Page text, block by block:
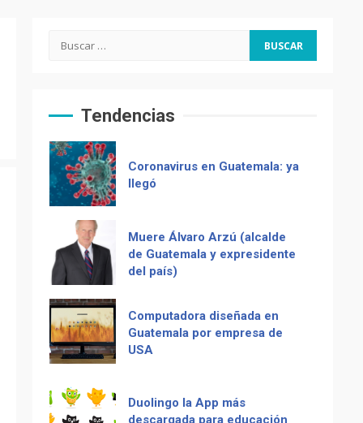
Buscar:
Tendencias
llegó
de Guatemala y expresidente
del país)
Computadora diseñada en
Guatemala por empresa de
USA
Duolingo la App más
descargada para educación
Tenor guatemalteco gana
concurso de Plácido Domingo
Recetas del fiambre
guatemalteco
Adiós Cédula de Vecindad